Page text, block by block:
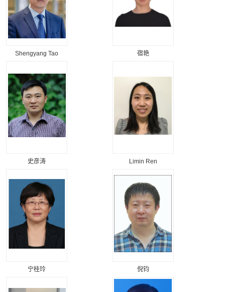
Shengyang Tao 宿艳
史彦涛 Limin Ren
宁桂玲 倪钧